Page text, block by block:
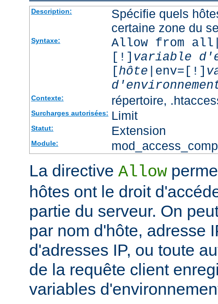
Description:
Spécifie quels
certaine zone du
Syntaxe:
Allow from
[!] variable
[hôte |env=[!]
Contexte: répertoire,
Surcharges autorisées: Limit
Statut: Extension
Module:
La directive Allow
hôtes ont le droit
partie du serveur. On
par nom d'hôte, adresse
d'adresses IP, ou toute
de la requête client
variables